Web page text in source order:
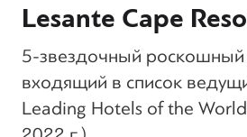
Lesante Cape
5-звездочный роскошный
входящий в список
Leading Hotels of the